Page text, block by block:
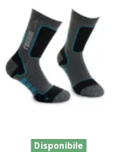
Disponibile